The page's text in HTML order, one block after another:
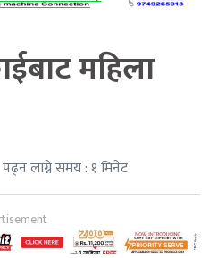
महिला
पढ्न लाग्ने समय : १ मिनेट